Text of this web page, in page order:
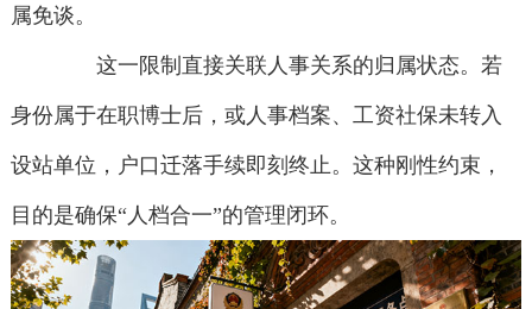
属免谈。
这一限制直接关联人事关系的归属状态。若
身份属于在职博士后，或人事档案、工资社保未转入
设站单位，户口迁落手续即刻终止。这种刚性约束，
目的是确保“人档合一”的管理闭环。